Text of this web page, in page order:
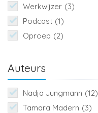
Werkwijzer (3)
Podcast (1)
Oproep (2)
Auteurs
Nadja Jungmann (12)
Tamara Madern (3)